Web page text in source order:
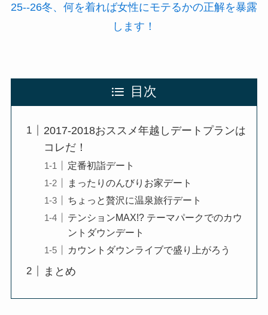
25--26冬、何を着れば女性にモテるかの正解を暴露
します！
目次
2017-2018おススメ年越しデートプランは
コレだ！
定番初詣デート
まったりのんびりお家デート
ちょっと贅沢に温泉旅行デート
テンションMAX!? テーマパークでのカウ
ントダウンデート
カウントダウンライブで盛り上がろう
まとめ